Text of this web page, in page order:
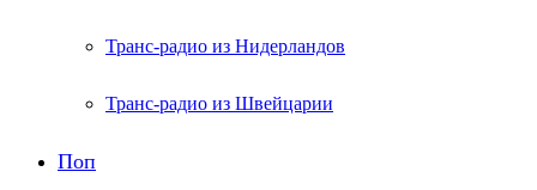
Транс-радио из Нидерландов
Транс-радио из Швейцарии
Поп